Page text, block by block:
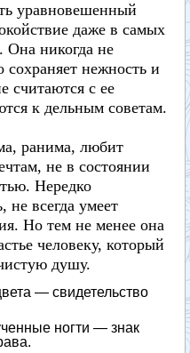
уравновешенный
даже в самых
Она никогда не
нежность и
считаются с ее
к дельным советам.
ранима, любит
не в состоянии
Нередко
не всегда умеет
Но тем не менее она
человеку, который
душу.
— свидетельство
ногти — знак